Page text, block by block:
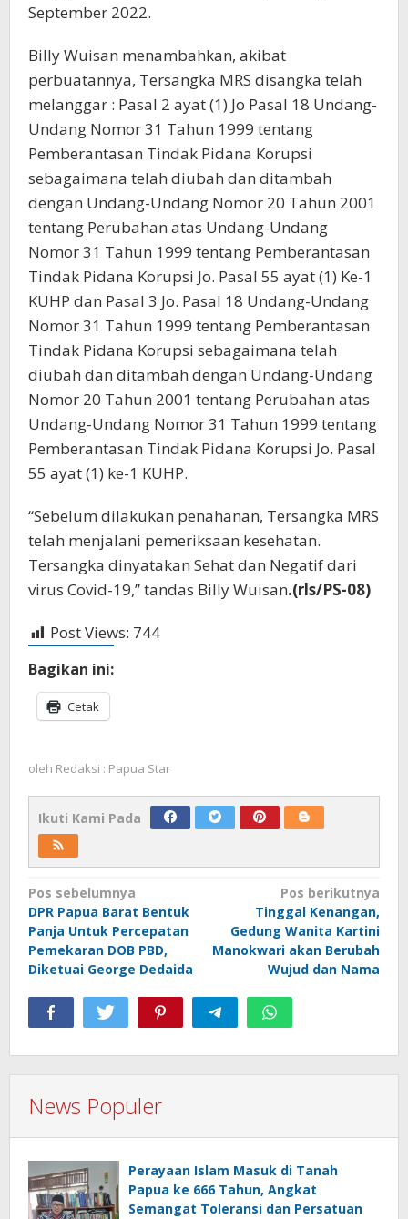
September 2022.
Billy Wuisan menambahkan, akibat
perbuatannya, Tersangka MRS disangka telah
melanggar : Pasal 2 ayat (1) Jo Pasal 18 Undang-
Undang Nomor 31 Tahun 1999 tentang
Pemberantasan Tindak Pidana Korupsi
sebagaimana telah diubah dan ditambah
dengan Undang-Undang Nomor 20 Tahun 2001
tentang Perubahan atas Undang-Undang
Nomor 31 Tahun 1999 tentang Pemberantasan
Tindak Pidana Korupsi Jo. Pasal 55 ayat (1) Ke-1
KUHP dan Pasal 3 Jo. Pasal 18 Undang-Undang
Nomor 31 Tahun 1999 tentang Pemberantasan
Tindak Pidana Korupsi sebagaimana telah
diubah dan ditambah dengan Undang-Undang
Nomor 20 Tahun 2001 tentang Perubahan atas
Undang-Undang Nomor 31 Tahun 1999 tentang
Pemberantasan Tindak Pidana Korupsi Jo. Pasal
55 ayat (1) ke-1 KUHP.
“Sebelum dilakukan penahanan, Tersangka MRS
telah menjalani pemeriksaan kesehatan.
Tersangka dinyatakan Sehat dan Negatif dari
virus Covid-19,” tandas Billy Wuisan.(rls/PS-08)
Post Views: 744
Bagikan ini:
Cetak
oleh Redaksi : Papua Star
Ikuti Kami Pada
Navigasi
pos
Pos sebelumnya
DPR Papua Barat Bentuk
Panja Untuk Percepatan
Pemekaran DOB PBD,
Diketuai George Dedaida
Pos berikutnya
Tinggal Kenangan,
Gedung Wanita Kartini
Manokwari akan Berubah
Wujud dan Nama
News Populer
Perayaan Islam Masuk di Tanah
Papua ke 666 Tahun, Angkat
Semangat Toleransi dan Persatuan